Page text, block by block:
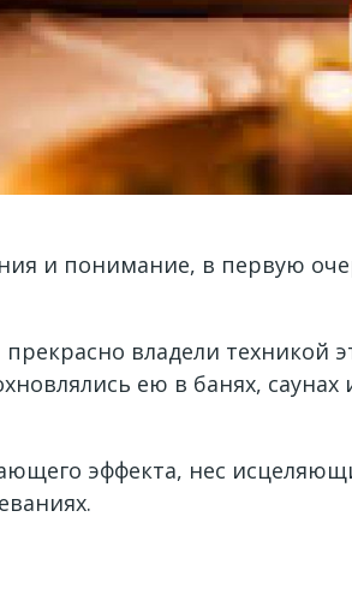
и понимание, в первую
владели техникой
ею в банях, саунах
эффекта, нес